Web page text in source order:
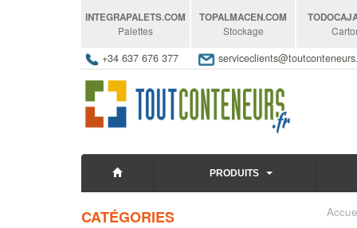
INTEGRAPALETS.COM
Palettes
TOPALMACEN.COM
Stockage
+34 637 676 377
PRODUITS
CATÉGORIES